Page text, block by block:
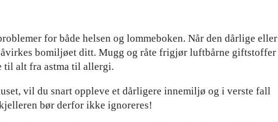
for både helsen og lommeboken. Når den dårlige eller
bomiljøet ditt. Mugg og råte frigjør luftbårne giftstoffer
til alt fra astma til allergi.
vil du snart oppleve et dårligere innemiljø og i verste fall
bør derfor ikke ignoreres!